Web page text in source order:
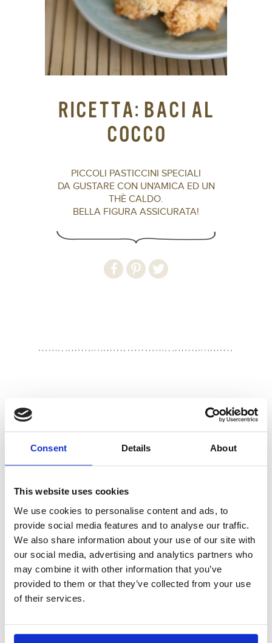
Consent Details About
This website uses cookies
We use cookies to personalise content and ads, to
provide social media features and to analyse our traffic.
We also share information about your use of our site with
our social media, advertising and analytics partners who
may combine it with other information that you’ve
provided to them or that they’ve collected from your use
of their services.
RICETTA: BACI AL
COCCO
PICCOLI PASTICCINI SPECIALI
DA GUSTARE CON UN'AMICA ED UN
THÈ CALDO.
BELLA FIGURA ASSICURATA!
500 g di zucchero semolato
250 g di farina di cocco
50 g di farina 0
PREPARAZIONE
Prepara una teglia ricoperta con un foglio
di carta da forno.
Metti gli albumi, lo zucchero e la farina di
cocco in una pentola su fiamma bassa e
temperatura di 80°C, continuando a
mescolare con un cucchiaio di legno.